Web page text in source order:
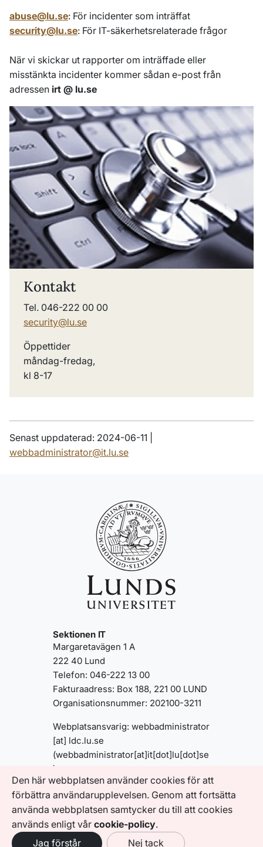
Den här webbplatsen använder cookies för att
förbättra användarupplevelsen. Genom att fortsätta
använda webbplatsen samtycker du till att cookies
används enligt vår cookie-policy.
Jag förstår
Nej tack
abuse@lu.se: För incidenter som inträffat
security@lu.se: För IT-säkerhetsrelaterade frågor
När vi skickar ut rapporter om inträffade eller
misstänkta incidenter kommer sådan e-post från
adressen irt @ lu.se
Kontakt
Tel. 046-222 00 00
security@lu.se
Öppettider
måndag-fredag,
kl 8-17
Senast uppdaterad: 2024-06-11 |
webbadministrator@it.lu.se
Sektionen IT
Margaretavägen 1 A
222 40 Lund
Telefon: 046-222 13 00
Fakturaadress: Box 188, 221 00 LUND
Organisationsnummer: 202100-3211
Webplatsansvarig: webbadministrator
[at] ldc.lu.se
(webbadministrator[at]it[dot]lu[dot]se
)
Information om sajten:
Tillgänglighetsredogörelse